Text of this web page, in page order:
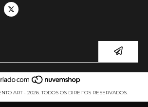
ART - 2026. TODOS OS DIREITOS RESERVADOS.